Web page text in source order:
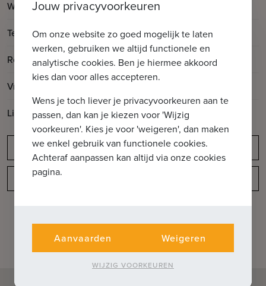
Woonoppervlakte 90m2
Terrasoppervlakte 3m
Renovatiejaar 2023
Vrij op
Lift aanwezig Ja
Meldingsplicht
Jouw privacyvoorkeuren
Om onze website zo goed mogelijk te laten
werken, gebruiken we altijd functionele en
analytische cookies. Ben je hiermee akkoord
kies dan voor alles accepteren.
Wens je toch liever je privacyvoorkeuren aan te
passen, dan kan je kiezen voor 'Wijzig
voorkeuren'. Kies je voor 'weigeren', dan maken
we enkel gebruik van functionele cookies.
Achteraf aanpassen kan altijd via onze cookies
pagina.
Aanvaarden Weigeren
WIJZIG VOORKEUREN